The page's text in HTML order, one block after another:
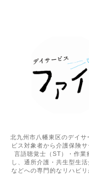
北九州市八幡東区のデイ
ビス対象者から介護保険
言語聴覚士（ST）・作業
し、通所介護・共生型生
などへの専門的なリハビ